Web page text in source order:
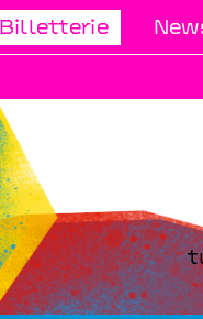
Billetterie